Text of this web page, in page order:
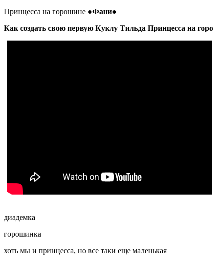
Принцесса на горошине ●Фани●
Как создать свою первую Куклу Тильда Принцесса на горо
диадемка
горошинка
хоть мы и принцесса, но все таки еще маленькая